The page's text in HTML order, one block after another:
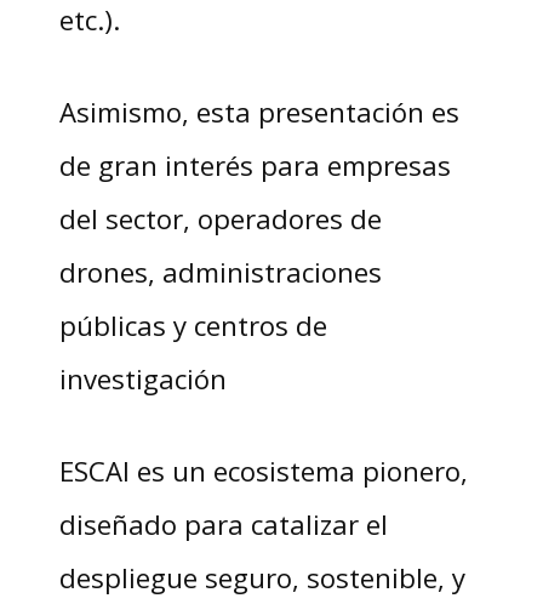
etc.).
Asimismo, esta presentación es
de gran interés para empresas
del sector, operadores de
drones, administraciones
públicas y centros de
investigación
ESCAI es un ecosistema pionero,
diseñado para catalizar el
despliegue seguro, sostenible, y